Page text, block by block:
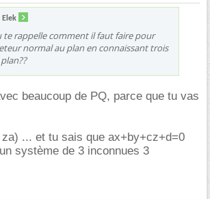
Elek
te rappelle comment il faut faire pour
normal au plan en connaissant trois
beaucoup de PQ, parce que tu vas
... et tu sais que ax+by+cz+d=0
système de 3 inconnues 3